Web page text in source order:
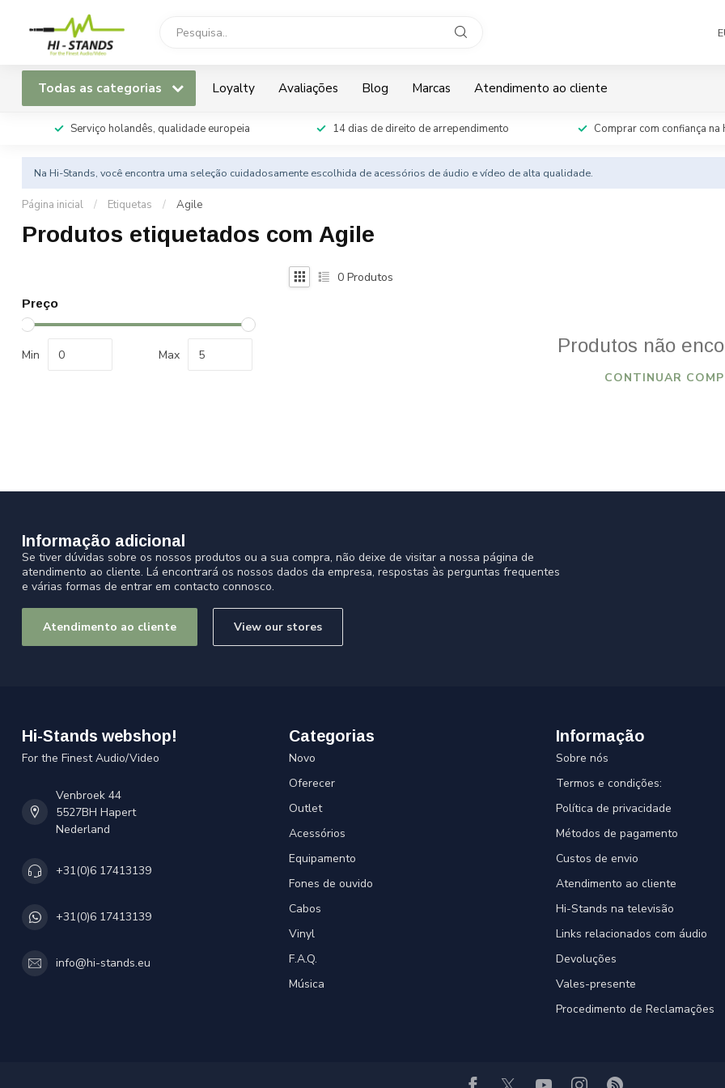
Todas as categorias Loyalty Avaliações Blog Marcas Atendimento ao cliente
Serviço holandês, qualidade europeia 14 dias de direito de arrependimento Comprar com confiança na
Na Hi-Stands, você encontra uma seleção cuidadosamente escolhida de acessórios de áudio e vídeo de alta qualidade.
Página inicial / Etiquetas / Agile
Produtos etiquetados com Agile
Preço
Min Max
0 Produtos
Produtos não
CONTINUAR
Informação adicional
Se tiver dúvidas sobre os nossos produtos ou a sua compra, não deixe de visitar a nossa página de
atendimento ao cliente. Lá encontrará os nossos dados da empresa, respostas às perguntas frequentes
e várias formas de entrar em contacto connosco.
Atendimento ao cliente View our stores
Hi-Stands webshop!
For the Finest Audio/Video
Venbroek 44
5527BH Hapert
Nederland
+31(0)6 17413139
+31(0)6 17413139
info@hi-stands.eu
Categorias
Novo
Oferecer
Outlet
Acessórios
Equipamento
Fones de ouvido
Cabos
Vinyl
F.A.Q.
Música
Informação
Sobre nós
Termos e condições:
Política de privacidade
Métodos de pagamento
Custos de envio
Atendimento ao cliente
Hi-Stands na televisão
Links relacionados com áudio
Devoluções
Vales-presente
Procedimento de Reclamações